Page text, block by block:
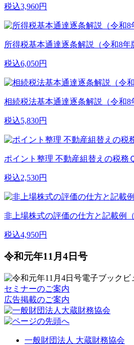
税込3,960円
所得税基本通達逐条解説（令和8年
税込6,050円
相続税法基本通達逐条解説（令和8
税込5,830円
ポイント整理 不動産組替えの税務
税込2,530円
非上場株式の評価の仕方と記載例（
税込4,950円
令和元年11月4日号
セミナーのご案内
広告掲載のご案内
一般財団法人 大蔵財務協会